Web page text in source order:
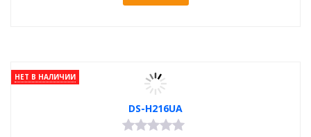
DS-H216UA
НЕТ В НАЛИЧИИ